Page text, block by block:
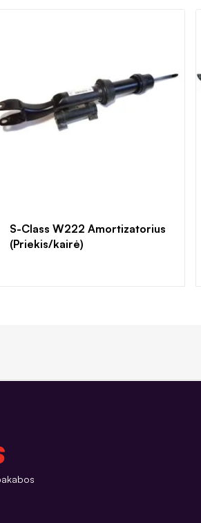
S-Class W222 Amortizatorius
(Priekis/kairė)